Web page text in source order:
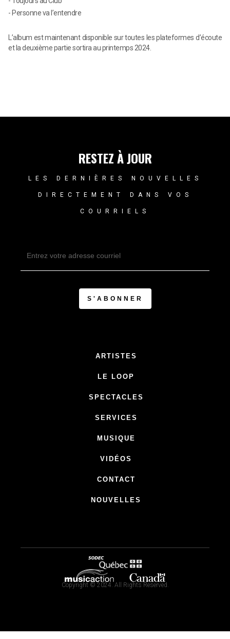
- Personne va l’entendre
L’album est maintenant disponible sur toutes les plateformes d’écoute
et la deuxième partie sortira au printemps 2024.
RESTEZ À JOUR
LES DERNIÈRES NOUVELLES
DIRECTEMENT DANS VOS
COURRIELS
ARTISTES
LE LOOP
SPECTACLES
SERVICES
MUSIQUE
VIDÉOS
CONTACT
NOUVELLES
Copyright © 2024. All Rights Reserved.